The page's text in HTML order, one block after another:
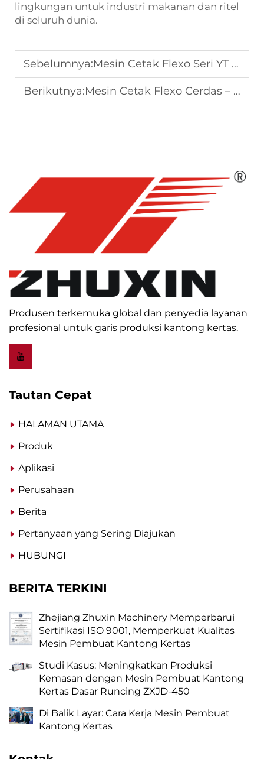
lingkungan untuk industri makanan dan ritel
di seluruh dunia.
Sebelumnya:Mesin Cetak Flexo Seri YT – Dipercaya oleh Produsen Global
Berikutnya:Mesin Cetak Flexo Cerdas – Mudah Dioperasikan, Mudah Dirawat
Produsen terkemuka global dan penyedia layanan
profesional untuk garis produksi kantong kertas.
Tautan Cepat
HALAMAN UTAMA
Produk
Aplikasi
Perusahaan
Berita
Pertanyaan yang Sering Diajukan
HUBUNGI
BERITA TERKINI
Zhejiang Zhuxin Machinery Memperbarui
Sertifikasi ISO 9001, Memperkuat Kualitas
Mesin Pembuat Kantong Kertas
Studi Kasus: Meningkatkan Produksi
Kemasan dengan Mesin Pembuat Kantong
Kertas Dasar Runcing ZXJD-450
Di Balik Layar: Cara Kerja Mesin Pembuat
Kantong Kertas